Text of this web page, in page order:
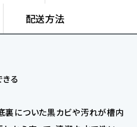
配送方法
る
裏についた黒カビや汚れが槽内